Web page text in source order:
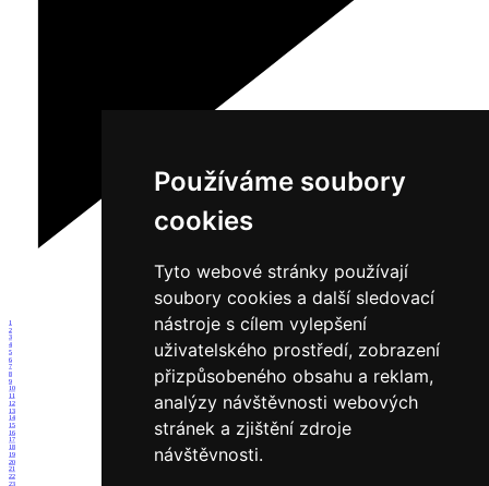
Používáme soubory
cookies
Tyto webové stránky používají
soubory cookies a další sledovací
nástroje s cílem vylepšení
uživatelského prostředí, zobrazení
přizpůsobeného obsahu a reklam,
analýzy návštěvnosti webových
stránek a zjištění zdroje
návštěvnosti.
1
2
3
4
5
6
7
8
9
10
11
12
13
14
15
16
17
18
19
20
21
22
23